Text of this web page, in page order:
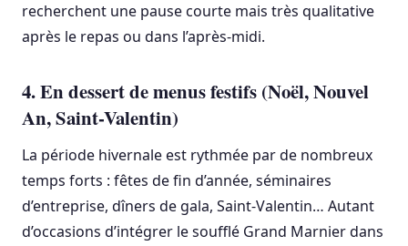
recherchent une pause courte mais très qualitative
après le repas ou dans l’après-midi.
4. En dessert de menus festifs (Noël, Nouvel
An, Saint-Valentin)
La période hivernale est rythmée par de nombreux
temps forts : fêtes de fin d’année, séminaires
d’entreprise, dîners de gala, Saint-Valentin… Autant
d’occasions d’intégrer le soufflé Grand Marnier dans